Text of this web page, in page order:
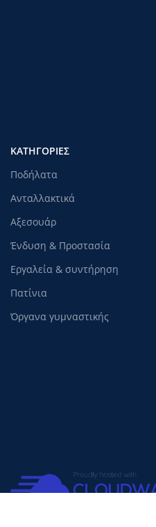
ΚΑΤΗΓΟΡΊΕΣ
Ποδήλατα
Ανταλλακτικά
Αξεσουάρ
Ένδυση & Προστασία
Εργαλεία & συντήρηση
Πατίνια
Όργανα γυμναστικής